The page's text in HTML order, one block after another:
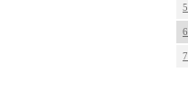
5
6
7